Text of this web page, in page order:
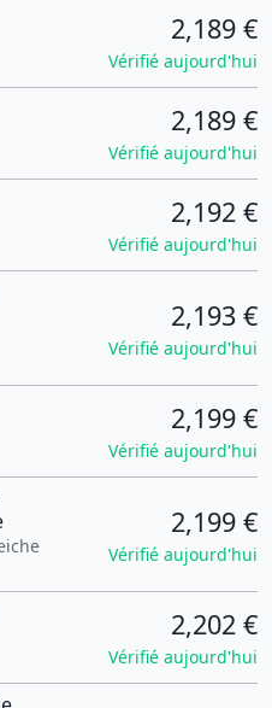
2,189 €
Vérifié aujourd'hui
2,189 €
Vérifié aujourd'hui
2,192 €
Vérifié aujourd'hui
2,193 €
Vérifié aujourd'hui
2,199 €
Vérifié aujourd'hui
2,199 €
Vérifié aujourd'hui
2,202 €
Vérifié aujourd'hui